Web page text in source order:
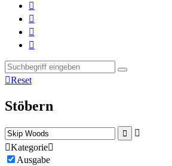




Reset
Stöbern


Kategorie
Ausgabe